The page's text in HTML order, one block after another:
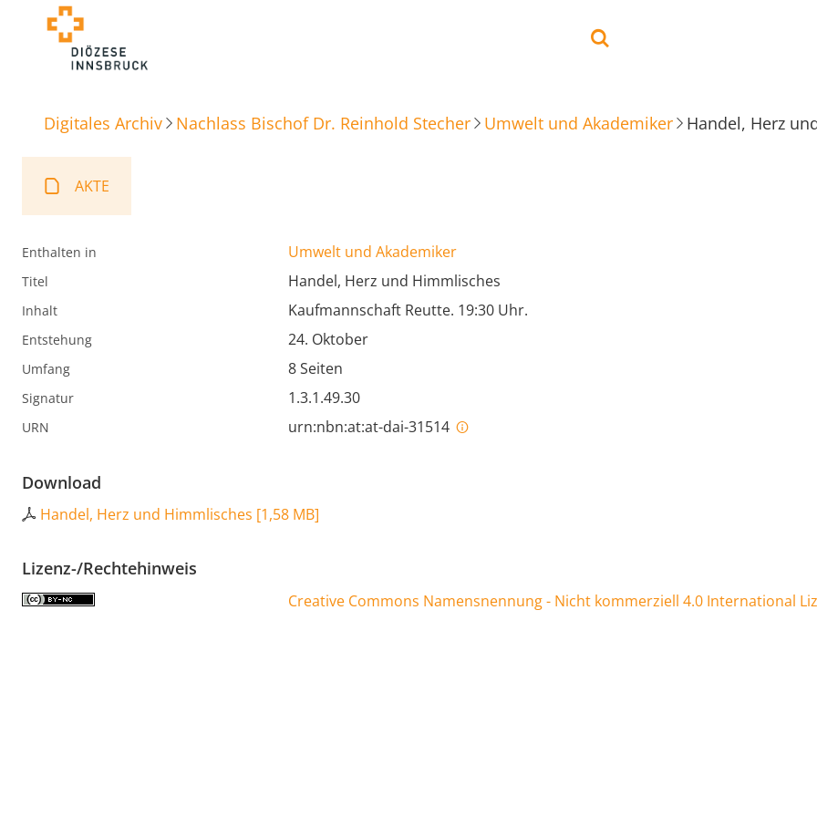
Digitales Archiv Nachlass Bischof Dr. Reinhold Stecher Umwelt und Akademiker Handel, Herz
AKTE
Enthalten in Umwelt und Akademiker
Titel Handel, Herz und Himmlisches
Inhalt Kaufmannschaft Reutte. 19:30 Uhr.
Entstehung 24. Oktober
Umfang 8 Seiten
Signatur 1.3.1.49.30
URN urn:nbn:at:at-dai-31514
Download
Handel, Herz und Himmlisches [1,58 MB]
Lizenz-/Rechtehinweis
Creative Commons Namensnennung - Nicht kommerziell 4.0 International